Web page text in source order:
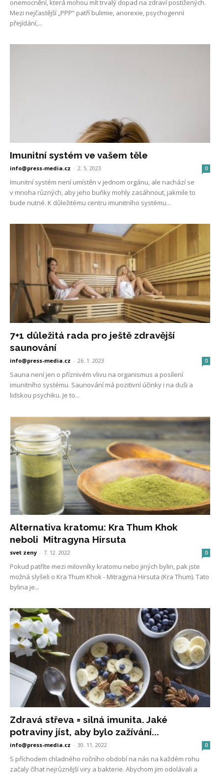
onemocnění, která mohou mít trvalý dopad na zdraví postižených.
Mezi nejčastější „PPP“ patří bulimie, anorexie, psychogenní
přejídání,...
Imunitní systém ve vašem těle
info@press-media.cz - 2. 5. 2023 0
Imunitní systém není umístěn v jednom orgánu, ale nachází se
v mnoha různých, aby jeho buňky mohly zasáhnout, jakmile to
bude nutné. K důležitému centru imunitního systému...
7+1 důležitá rada pro ještě zdravější
saunování
info@press-media.cz - 26. 1. 2023 0
Sauna není jen o příznivém vlivu na organismus a posílení
imunitního systému. Saunování má pozitivní účinky i na duši a
lidskou psychiku. Je to...
Alternativa kratomu: Kra Thum Khok
neboli Mitragyna Hirsuta
svet zeny - 7. 12. 2022 0
Pokud patříte mezi milovníky kratomu nebo jiných bylin, pak jste
možná slyšeli o Kra Thum Khok - Mitragyna Hirsuta (Kra Thum). Tato
bylina je...
Zdravá střeva = silná imunita. Jaké
potraviny jíst, aby bylo zažívání...
info@press-media.cz - 30. 11. 2022 0
S příchodem chladného ročního období na nás na každém rohu
začaly číhat nejrůznější viry a bakterie. Abychom jim odolávali a